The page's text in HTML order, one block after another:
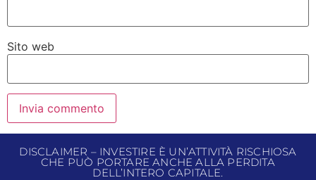
Sito web
DISCLAIMER – INVESTIRE È UN’ATTIVITÀ RISCHIOSA
CHE PUÒ PORTARE ANCHE ALLA PERDITA
DELL’INTERO CAPITALE.